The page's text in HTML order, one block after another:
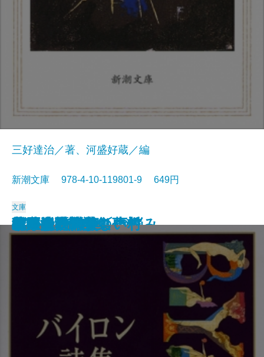
孤独な散歩者の夢想
ゲーテ詩集
脂肪の塊・テリエ館
パルムの僧院〔下〕
巴里の憂鬱
若きウェルテルの悩み
ハイネ詩集
女の一生
パルムの僧院〔上〕
三好達治詩集
三好達治／著、河盛好蔵／編
新潮文庫 978-4-10-119801-9 649円
文庫
バイロン詩集
春琴抄
風立ちぬ・美しい村
ヴィヨンの妻
北原白秋詩集
萩原朔太郎詩集
ヘッセ詩集
春の嵐
椿姫
春